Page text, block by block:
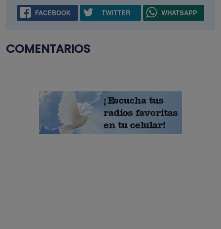
FACEBOOK TWITTER WHATSAPP
COMENTARIOS